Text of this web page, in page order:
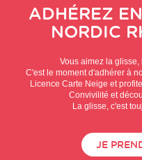
ADHÉREZ
NORDIC
Vous aimez la
C'est le moment d'adhérer à
Licence Carte Neige et
Convivilité et
La glisse, c'est
JE